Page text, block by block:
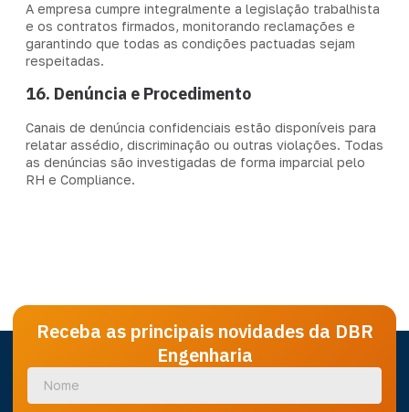
A empresa cumpre integralmente a legislação trabalhista
e os contratos firmados, monitorando reclamações e
garantindo que todas as condições pactuadas sejam
respeitadas.
16. Denúncia e Procedimento
Canais de denúncia confidenciais estão disponíveis para
relatar assédio, discriminação ou outras violações. Todas
as denúncias são investigadas de forma imparcial pelo
RH e Compliance.
Receba as principais novidades da DBR
Engenharia